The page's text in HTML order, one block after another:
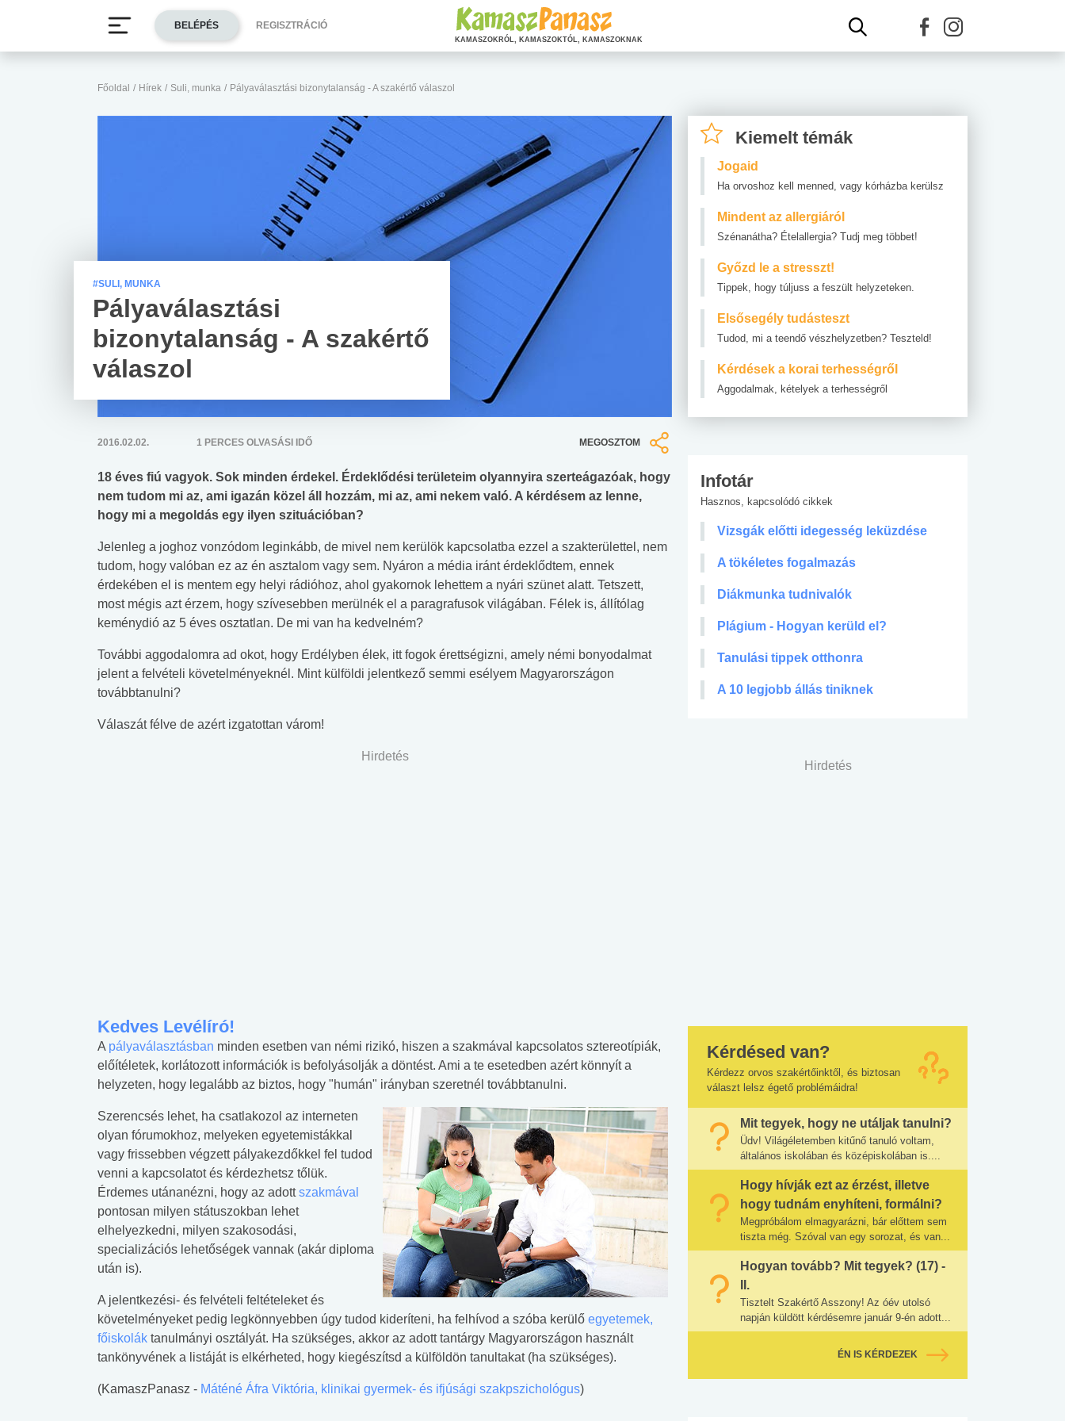
Főoldal / Hírek / Suli, munka / Pályaválasztási bizonytalanság - A szakértő válaszol
#SULI, MUNKA
Pályaválasztási
bizonytalanság - A szakértő
válaszol
2016.02.02. 1 PERCES OLVASÁSI IDŐ MEGOSZTOM
18 éves fiú vagyok. Sok minden érdekel. Érdeklődési területeim olyannyira szerteágazóak, hogy
nem tudom mi az, ami igazán közel áll hozzám, mi az, ami nekem való. A kérdésem az lenne,
hogy mi a megoldás egy ilyen szituációban?
Jelenleg a joghoz vonzódom leginkább, de mivel nem kerülök kapcsolatba ezzel a szakterülettel, nem
tudom, hogy valóban ez az én asztalom vagy sem. Nyáron a média iránt érdeklődtem, ennek
érdekében el is mentem egy helyi rádióhoz, ahol gyakornok lehettem a nyári szünet alatt. Tetszett,
most mégis azt érzem, hogy szívesebben merülnék el a paragrafusok világában. Félek is, állítólag
keménydió az 5 éves osztatlan. De mi van ha kedvelném?
További aggodalomra ad okot, hogy Erdélyben élek, itt fogok érettségizni, amely némi bonyodalmat
jelent a felvételi követelményeknél. Mint külföldi jelentkező semmi esélyem Magyarországon
továbbtanulni?
Válaszát félve de azért izgatottan várom!
Hirdetés
Kedves Levélíró!
A pályaválasztásban minden esetben van némi rizikó, hiszen a szakmával kapcsolatos sztereotípiák,
előítéletek, korlátozott információk is befolyásolják a döntést. Ami a te esetedben azért könnyít a
helyzeten, hogy legalább az biztos, hogy "humán" irányban szeretnél továbbtanulni.
Szerencsés lehet, ha csatlakozol az interneten
olyan fórumokhoz, melyeken egyetemistákkal
vagy frissebben végzett pályakezdőkkel fel tudod
venni a kapcsolatot és kérdezhetsz tőlük.
Érdemes utánanézni, hogy az adottszakmával
pontosan milyen státuszokban lehet
elhelyezkedni, milyen szakosodási,
specializációs lehetőségek vannak (akár diploma
után is).
A jelentkezési- és felvételi feltételeket és
követelményeket pedig legkönnyebben úgy tudod kideríteni, ha felhívod a szóba kerülő egyetemek,
főiskolák tanulmányi osztályát. Ha szükséges, akkor az adott tantárgy Magyarországon használt
tankönyvének a listáját is elkérheted, hogy kiegészítsd a külföldön tanultakat (ha szükséges).
(KamaszPanasz - Máténé Áfra Viktória, klinikai gyermek- és ifjúsági szakpszichológus)
Kiemelt témák
Jogaid
Ha orvoshoz kell menned, vagy kórházba kerülsz
Mindent az allergiáról
Szénanátha? Ételallergia? Tudj meg többet!
Győzd le a stresszt!
Tippek, hogy túljuss a feszült helyzeteken.
Elsősegély tudásteszt
Tudod, mi a teendő vészhelyzetben? Teszteld!
Kérdések a korai terhességről
Aggodalmak, kételyek a terhességről
Infotár
Hasznos, kapcsolódó cikkek
Vizsgák előtti idegesség leküzdése
A tökéletes fogalmazás
Diákmunka tudnivalók
Plágium - Hogyan kerüld el?
Tanulási tippek otthonra
A 10 legjobb állás tiniknek
Hirdetés
Kérdésed van?
Kérdezz orvos szakértőinktől, és biztosan
választ lelsz égető problémáidra!
Mit tegyek, hogy ne utáljak tanulni?
Üdv! Világéletemben kitűnő tanuló voltam,
általános iskolában és középiskolában is....
Hogy hívják ezt az érzést, illetve
hogy tudnám enyhíteni, formálni?
Megpróbálom elmagyarázni, bár előttem sem
tiszta még. Szóval van egy sorozat, és van...
Hogyan tovább? Mit tegyek? (17) -
II.
Tisztelt Szakértő Asszony! Az óév utolsó
napján küldött kérdésemre január 9-én adott...
ÉN IS KÉRDEZEK
BELÉPÉS REGISZTRÁCIÓ
KAMASZOKRÓL, KAMASZOKTÓL, KAMASZOKNAK